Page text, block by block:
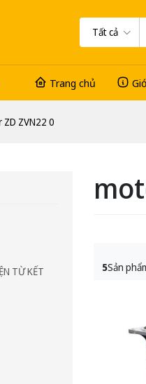
Tất cả
Trang chủ
ZVN22 0
TỪ KẾT
5Sản